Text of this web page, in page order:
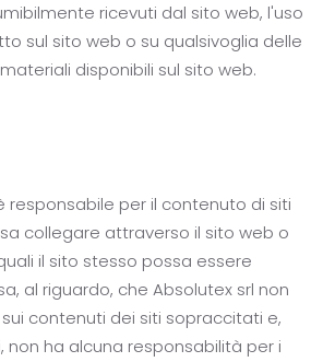
ricevuti dal sito web, l'uso
sul sito web o su qualsivoglia delle
disponibili sul sito web.
responsabile per il contenuto di siti
collegare attraverso il sito web o
il sito stesso possa essere
al riguardo, che Absolutex srl non
contenuti dei siti sopraccitati e,
non ha alcuna responsabilità per i